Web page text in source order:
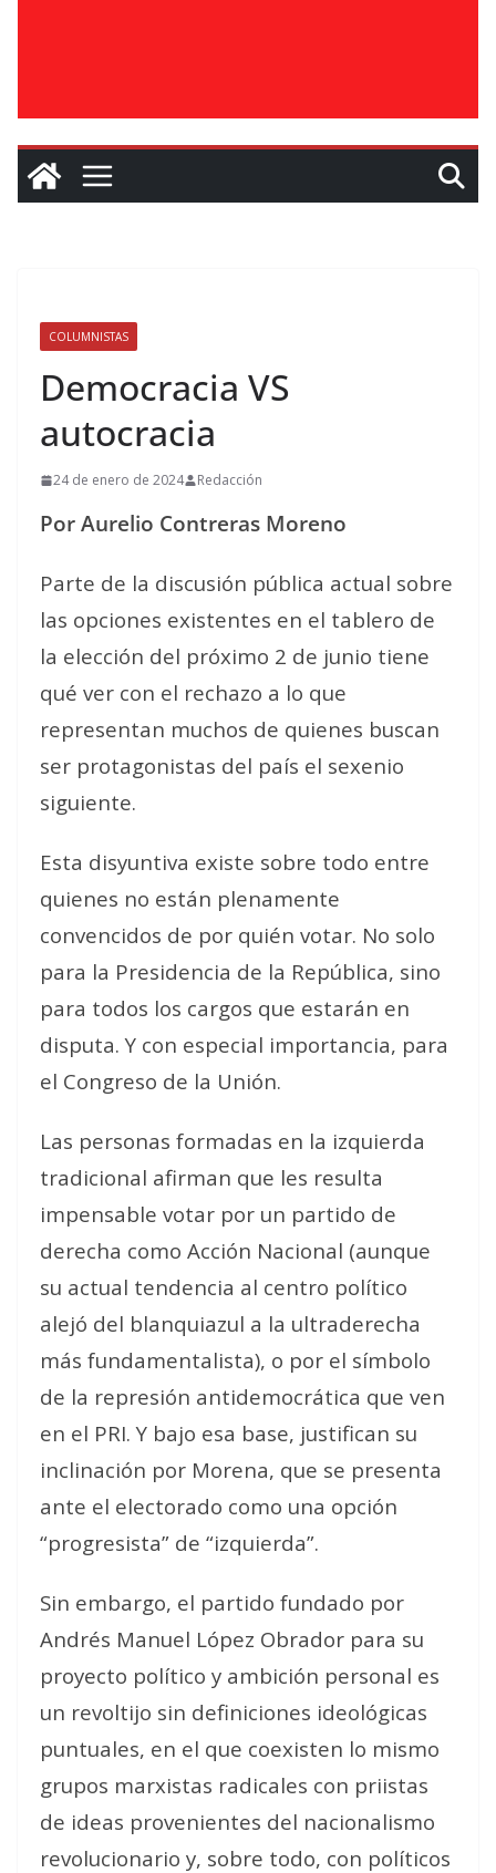
COLUMNISTAS
Democracia VS
autocracia
24 de enero de 2024 Redacción
Por Aurelio Contreras Moreno
Parte de la discusión pública actual sobre
las opciones existentes en el tablero de
la elección del próximo 2 de junio tiene
qué ver con el rechazo a lo que
representan muchos de quienes buscan
ser protagonistas del país el sexenio
siguiente.
Esta disyuntiva existe sobre todo entre
quienes no están plenamente
convencidos de por quién votar. No solo
para la Presidencia de la República, sino
para todos los cargos que estarán en
disputa. Y con especial importancia, para
el Congreso de la Unión.
Las personas formadas en la izquierda
tradicional afirman que les resulta
impensable votar por un partido de
derecha como Acción Nacional (aunque
su actual tendencia al centro político
alejó del blanquiazul a la ultraderecha
más fundamentalista), o por el símbolo
de la represión antidemocrática que ven
en el PRI. Y bajo esa base, justifican su
inclinación por Morena, que se presenta
ante el electorado como una opción
“progresista” de “izquierda”.
Sin embargo, el partido fundado por
Andrés Manuel López Obrador para su
proyecto político y ambición personal es
un revoltijo sin definiciones ideológicas
puntuales, en el que coexisten lo mismo
grupos marxistas radicales con priistas
de ideas provenientes del nacionalismo
revolucionario y, sobre todo, con políticos